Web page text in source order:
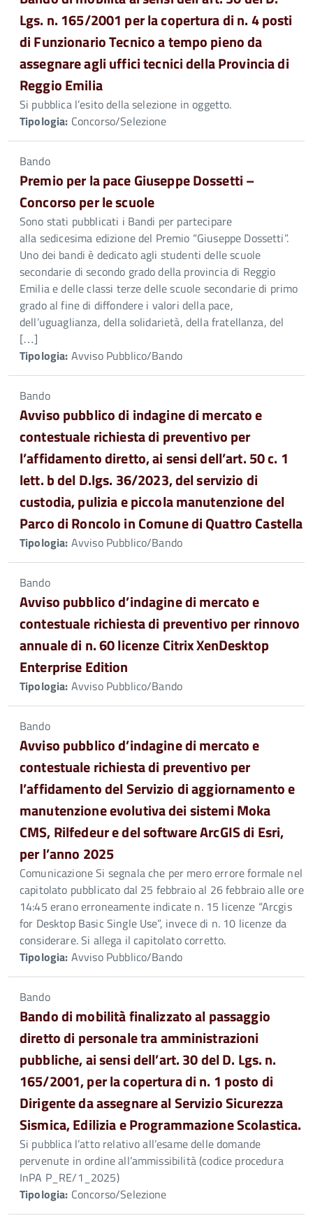
Lgs. n. 165/2001 per la copertura di n. 4 posti
di Funzionario Tecnico a tempo pieno da
assegnare agli uffici tecnici della Provincia di
Reggio Emilia
Si pubblica l’esito della selezione in oggetto.
Tipologia: Concorso/Selezione
Bando
Premio per la pace Giuseppe Dossetti –
Concorso per le scuole
Sono stati pubblicati i Bandi per partecipare
alla sedicesima edizione del Premio “Giuseppe Dossetti”.
Uno dei bandi è dedicato agli studenti delle scuole
secondarie di secondo grado della provincia di Reggio
Emilia e delle classi terze delle scuole secondarie di primo
grado al fine di diffondere i valori della pace,
dell’uguaglianza, della solidarietà, della fratellanza, del
[…]
Tipologia: Avviso Pubblico/Bando
Bando
Avviso pubblico di indagine di mercato e
contestuale richiesta di preventivo per
l’affidamento diretto, ai sensi dell’art. 50 c. 1
lett. b del D.lgs. 36/2023, del servizio di
custodia, pulizia e piccola manutenzione del
Parco di Roncolo in Comune di Quattro Castella
Tipologia: Avviso Pubblico/Bando
Bando
Avviso pubblico d’indagine di mercato e
contestuale richiesta di preventivo per rinnovo
annuale di n. 60 licenze Citrix XenDesktop
Enterprise Edition
Tipologia: Avviso Pubblico/Bando
Bando
Avviso pubblico d’indagine di mercato e
contestuale richiesta di preventivo per
l’affidamento del Servizio di aggiornamento e
manutenzione evolutiva dei sistemi Moka
CMS, Rilfedeur e del software ArcGIS di Esri,
per l’anno 2025
Comunicazione Si segnala che per mero errore formale nel
capitolato pubblicato dal 25 febbraio al 26 febbraio alle ore
14:45 erano erroneamente indicate n. 15 licenze “Arcgis
for Desktop Basic Single Use”, invece di n. 10 licenze da
considerare. Si allega il capitolato corretto.
Tipologia: Avviso Pubblico/Bando
Bando
Bando di mobilità finalizzato al passaggio
diretto di personale tra amministrazioni
pubbliche, ai sensi dell’art. 30 del D. Lgs. n.
165/2001, per la copertura di n. 1 posto di
Dirigente da assegnare al Servizio Sicurezza
Sismica, Edilizia e Programmazione Scolastica.
Si pubblica l’atto relativo all’esame delle domande
pervenute in ordine all’ammissibilità (codice procedura
InPA P_RE/1_2025)
Tipologia: Concorso/Selezione